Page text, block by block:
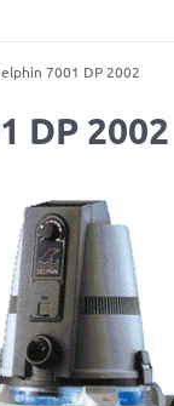
7001 DP 2002
DP 2002